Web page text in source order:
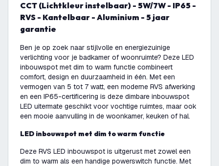
CCT (Lichtkleur instelbaar) - 5W/7W - IP65 -
RVS - Kantelbaar - Aluminium - 5 jaar
garantie
Ben je op zoek naar stijlvolle en energiezuinige
verlichting voor je badkamer of woonruimte? Deze LED
inbouwspot met dim to warm functie combineert
comfort, design en duurzaamheid in één. Met een
vermogen van 5 tot 7 watt, een moderne RVS afwerking
en een IP65-certificering is deze dimbare inbouwspot
LED uitermate geschikt voor vochtige ruimtes, maar ook
een mooie aanvulling in de woonkamer, keuken of hal.
LED inbouwspot met dim to warm functie
Deze RVS LED inbouwspot is uitgerust met zowel een
dim to warm als een handige powerswitch functie. Met